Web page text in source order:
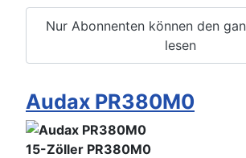
Nur Abonnenten können den
lesen
Audax PR380M0
15-Zöller PR380M0